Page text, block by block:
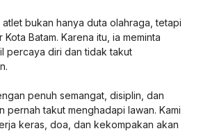
bukan hanya duta olahraga, tetapi
Batam. Karena itu, ia meminta
percaya diri dan tidak takut
penuh semangat, disiplin, dan
pernah takut menghadapi lawan. Kami
keras, doa, dan kekompakan akan